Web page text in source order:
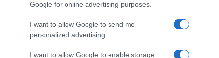
Google for online advertising purposes.
I want to allow Google to send me
personalized advertising.
I want to allow Google to enable storage